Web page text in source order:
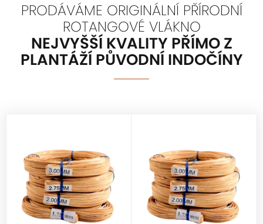
PRODÁVÁME ORIGINÁLNÍ PŘÍRODNÍ
ROTANGOVÉ VLÁKNO
NEJVYŠŠÍ KVALITY PŘÍMO Z
PLANTÁŽÍ PŮVODNÍ INDOČÍNY